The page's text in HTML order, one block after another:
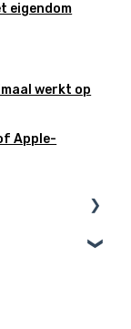
eigendom
werkt op
Apple-